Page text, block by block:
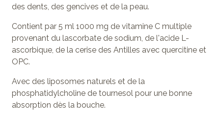
des dents, des gencives et de la peau.
Contient par 5 ml 1000 mg de vitamine C multiple
provenant du lascorbate de sodium, de l'acide L-
ascorbique, de la cerise des Antilles avec quercitine et
OPC.
Avec des liposomes naturels et de la
phosphatidylcholine de tournesol pour une bonne
absorption dès la bouche.